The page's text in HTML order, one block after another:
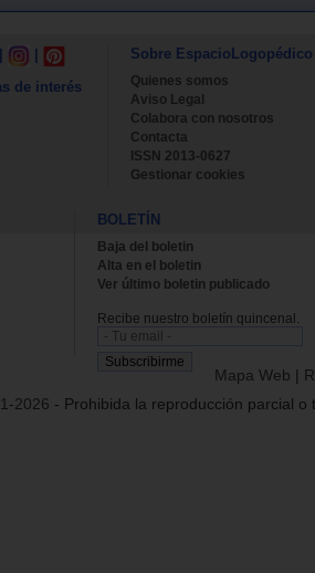
de interés
Sobre EspacioLogopédico
Quienes somos
Aviso Legal
Colabora con nosotros
Contacta
ISSN 2013-0627
Gestionar cookies
BOLETÍN
Baja del boletin
Alta en el boletin
Ver último boletin publicado
Recibe nuestro boletín quincenal.
Mapa Web |
2026 - Prohibida la reproducción parcial o